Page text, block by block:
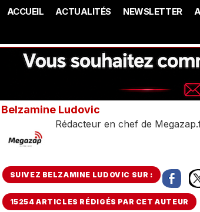
ACCUEIL ACTUALITÉS NEWSLETTER
Belzamine Ludovic
Rédacteur en chef de
SUIVEZ BELZAMINE LUDOVIC SUR :
15254 ARTICLES RÉDIGÉS PAR CET AUTEUR